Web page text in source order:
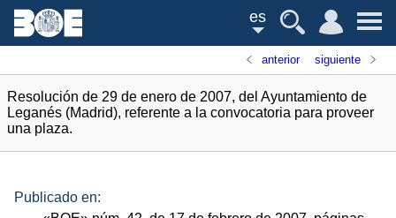
es
anterior siguiente
Resolución de 29 de enero de 2007, del Ayuntamiento de
Leganés (Madrid), referente a la convocatoria para proveer
una plaza.
Publicado en: